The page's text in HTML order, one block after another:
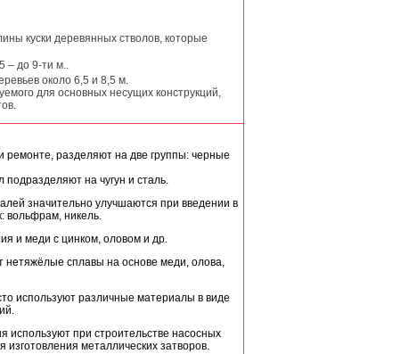
куски деревянных стволов, которые
– до 9-ти м..
около 6,5 и 8,5 м.
для основных несущих конструкций,
ремонте, разделяют на две группы: черные
на чугун и сталь.
значительно улучшаются при введении в
вольфрам, никель.
и меди с цинком, оловом и др.
нетяжёлые сплавы на основе меди, олова,
используют различные материалы в виде
используют при строительстве насосных
металлических затворов.